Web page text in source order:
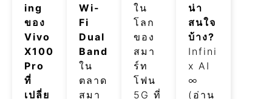
ing
ของ
Vivo
X100
Pro
ที่
เปลี่ย
Wi-
Fi
Dual
Band
ใน
ตลาด
สมา
ใน
โลก
ของ
สมา
ร์ท
โฟน
5G ที่
น่า
สนใจ
บ้าง?
Infini
x AI
∞
(อ่าน